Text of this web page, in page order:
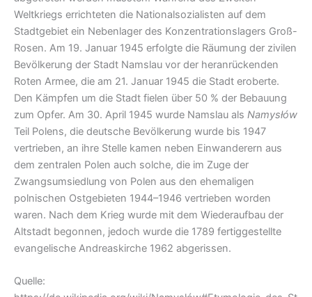
Weltkriegs errichteten die Nationalsozialisten auf dem
Stadtgebiet ein Nebenlager des Konzentrationslagers Groß-
Rosen. Am 19. Januar 1945 erfolgte die Räumung der zivilen
Bevölkerung der Stadt Namslau vor der heranrückenden
Roten Armee, die am 21. Januar 1945 die Stadt eroberte.
Den Kämpfen um die Stadt fielen über 50 % der Bebauung
zum Opfer. Am 30. April 1945 wurde Namslau als Namysłów
Teil Polens, die deutsche Bevölkerung wurde bis 1947
vertrieben, an ihre Stelle kamen neben Einwanderern aus
dem zentralen Polen auch solche, die im Zuge der
Zwangsumsiedlung von Polen aus den ehemaligen
polnischen Ostgebieten 1944–1946 vertrieben worden
waren. Nach dem Krieg wurde mit dem Wiederaufbau der
Altstadt begonnen, jedoch wurde die 1789 fertiggestellte
evangelische Andreaskirche 1962 abgerissen.
Quelle: